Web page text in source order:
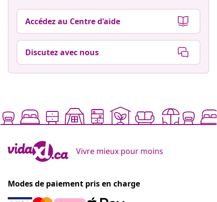
Accédez au Centre d'aide
Discutez avec nous
Vivre mieux pour moins
Modes de paiement pris en charge